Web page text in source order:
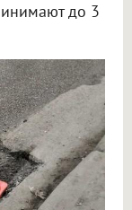
до 3